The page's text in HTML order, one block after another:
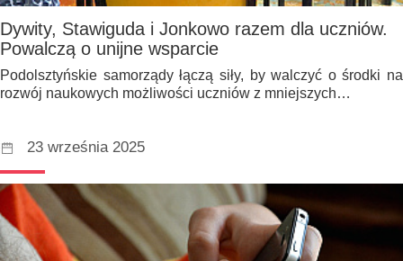
Dywity, Stawiguda i Jonkowo razem dla uczniów.
Powalczą o unijne wsparcie
Podolsztyńskie samorządy łączą siły, by walczyć o środki na
rozwój naukowych możliwości uczniów z mniejszych…
23 września 2025